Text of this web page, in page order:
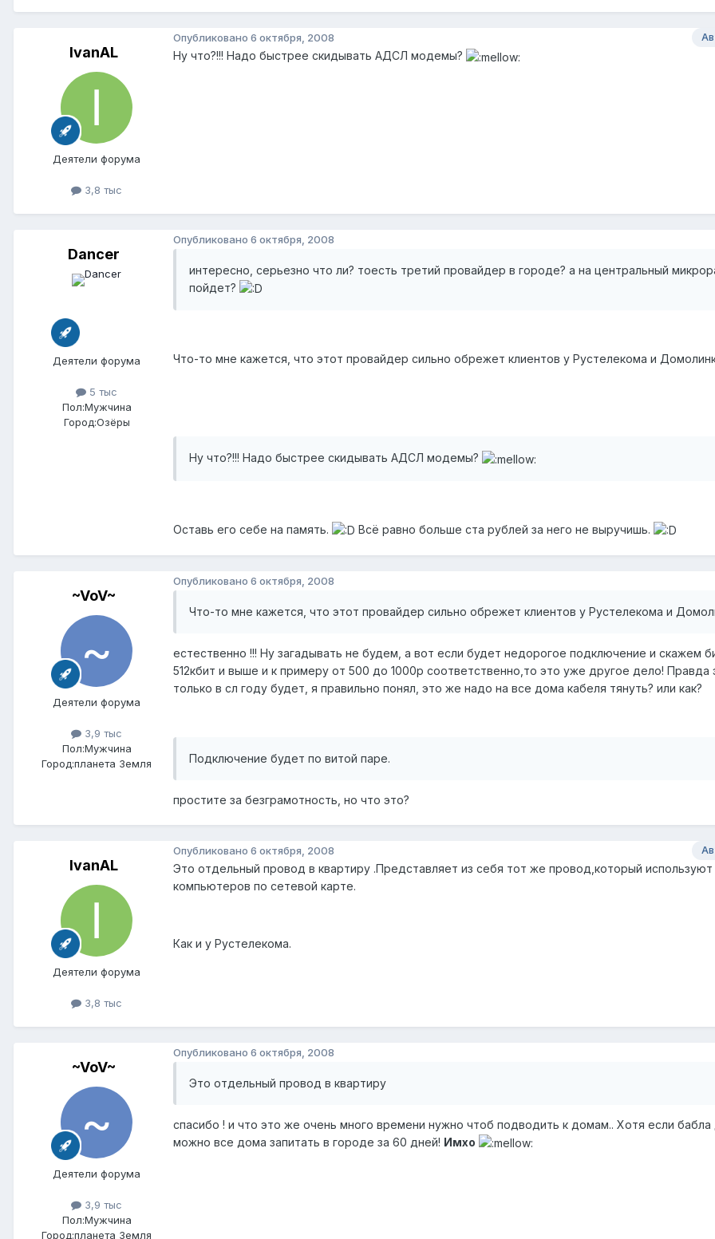
IvanAL
Деятели форума
3,8 тыс
Опубликовано 6 октября, 2008
Ну что?!!! Надо быстрее скидывать АДСЛ модемы?
Dancer
Деятели форума
5 тыс
Пол:Мужчина
Город:Озёры
Опубликовано 6 октября, 2008
интересно, серьезно что ли? тоесть третий провайдер в городе? а на центральный
пойдет?
Что-то мне кажется, что этот провайдер сильно обрежет клиентов у Рустелекома и
Ну что?!!! Надо быстрее скидывать АДСЛ модемы?
Оставь его себе на память. Всё равно больше ста рублей за него не выручишь.
~VoV~
Деятели форума
3,9 тыс
Пол:Мужчина
Город:планета Земля
Опубликовано 6 октября, 2008
Что-то мне кажется, что этот провайдер сильно обрежет клиентов у Рустелекома и
естественно !!! Ну загадывать не будем, а вот если будет недорогое подключение и скажем
512кбит и выше и к примеру от 500 до 1000р соответственно,то это уже другое дело! Правда
только в сл году будет, я правильно понял, это же надо на все дома кабеля тянуть? или как?
Подключение будет по витой паре.
простите за безграмотность, но что это?
IvanAL
Деятели форума
3,8 тыс
Опубликовано 6 октября, 2008
Это отдельный провод в квартиру .Представляет из себя тот же провод,который используют
компьютеров по сетевой карте.
Как и у Рустелекома.
~VoV~
Деятели форума
3,9 тыс
Пол:Мужчина
Город:планета Земля
Опубликовано 6 октября, 2008
Это отдельный провод в квартиру
спасибо ! и что это же очень много времени нужно чтоб подводить к домам.. Хотя если бабла
можно все дома запитать в городе за 60 дней! Имхо